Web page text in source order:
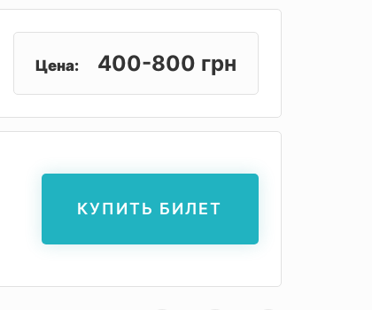
Цена: 400-800 грн
КУПИТЬ БИЛЕТ